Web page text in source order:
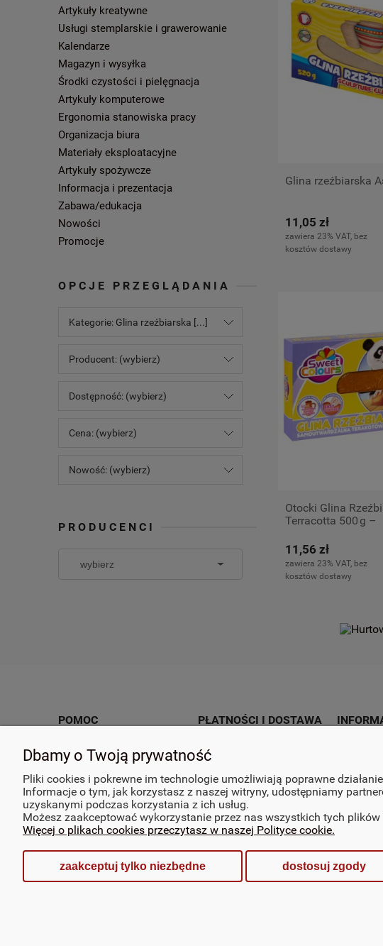
Glina rzeźbiarska
11,05 zł
zawiera 23% VAT, bez
kosztów dostawy
Otocki Glina
Terracotta 500 g –
11,56 zł
zawiera 23% VAT, bez
kosztów dostawy
Artykuły kreatywne
Usługi stemplarskie i grawerowanie
Kalendarze
Magazyn i wysyłka
Środki czystości i pielęgnacja
Artykuły komputerowe
Ergonomia stanowiska pracy
Organizacja biura
Materiały eksploatacyjne
Artykuły spożywcze
Informacja i prezentacja
Zabawa/edukacja
Nowości
Promocje
OPCJE PRZEGLĄDANIA
Kategorie: Glina rzeźbiarska [...]
Producent: (wybierz)
Dostępność: (wybierz)
Cena: (wybierz)
Nowość: (wybierz)
PRODUCENCI
POMOC
Jak kupować?
Mapa witryny
PŁATNOŚCI I DOSTAWA
Formy płatności
Polityka
Dbamy o Twoją prywatność
Pliki cookies i pokrewne im technologie umożliwiają poprawne
Informacje o tym, jak korzystasz z naszej witryny, udostępniamy
uzyskanymi podczas korzystania z ich usług.
Możesz zaakceptować wykorzystanie przez nas wszystkich tych
Więcej o plikach cookies przeczytasz w naszej Polityce cookie.
zaakceptuj tylko niezbędne dostosuj zgody